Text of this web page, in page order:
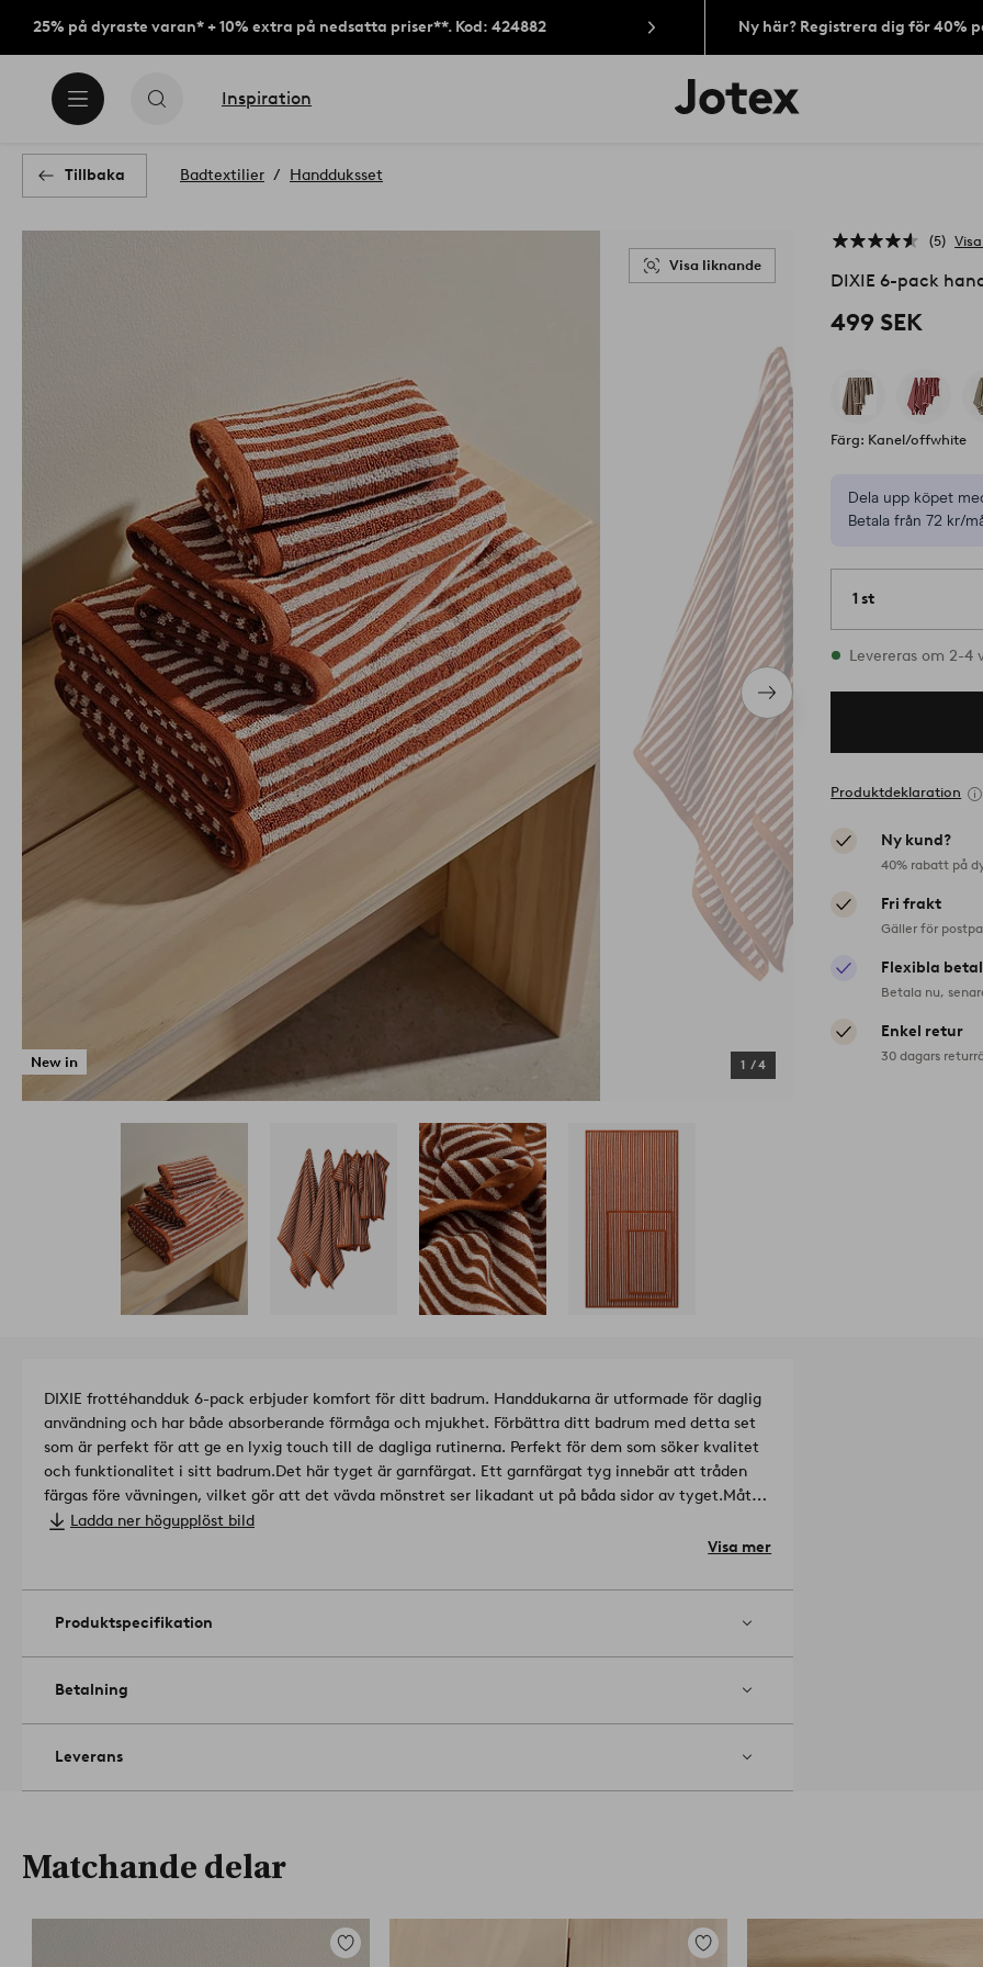
25% på dyraste varan* + 10% extra på nedsatta priser**. Kod: 424882 Ny här? Registrera dig för 40%
Inspiration
Jotex
logotyp
Tillbaka Badtextilier Handduksset
Nästa
produkt
New in 1 /4
Visa liknande
5
DIXIE 6-pack
499 SEK
Färg: Kanel/offwhite
Dela upp köpet
Betala från 72 kr/
1 st
I lager
Levereras om 2-4
Produktdeklaration
Ny kund?
40% rabatt på
Fri frakt
Gäller för
Flexibla
Betala nu,
Enkel retur
30 dagars
DIXIE frottéhandduk 6-pack erbjuder komfort för ditt badrum. Handdukarna är utformade för daglig
användning och har både absorberande förmåga och mjukhet. Förbättra ditt badrum med detta set
som är perfekt för att ge en lyxig touch till de dagliga rutinerna. Perfekt för dem som söker kvalitet
och funktionalitet i sitt badrum.Det här tyget är garnfärgat. Ett garnfärgat tyg innebär att tråden
färgas före vävningen, vilket gör att det vävda mönstret ser likadant ut på båda sidor av tyget.Mått:
2st 30x50 cm. 2 st 50x70 cm. 2 st 70x140 cm.
liknande färger. Tvättas före användning. Kemtvätt (endast petroleum-
lösningsmedel).Artikelnummer: 2271532-06-0
Ladda ner högupplöst bild
Visa mer
Produktspecifikation
Betalning
Leverans
Matchande delar
Lägg
Lägg